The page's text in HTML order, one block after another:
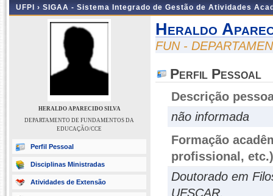
UFPI › SIGAA - Sistema Integrado de Gestão de Atividades
HERALDO APARECIDO SILVA
DEPARTAMENTO DE FUNDAMENTOS DA
EDUCAÇÃO/CCE
Perfil Pessoal
Disciplinas Ministradas
Atividades de Extensão
Heraldo
FUN -
Perfil Pessoal
Descrição
não informada
Formação
profissional, etc.)
Doutorado em
UFSCAR.